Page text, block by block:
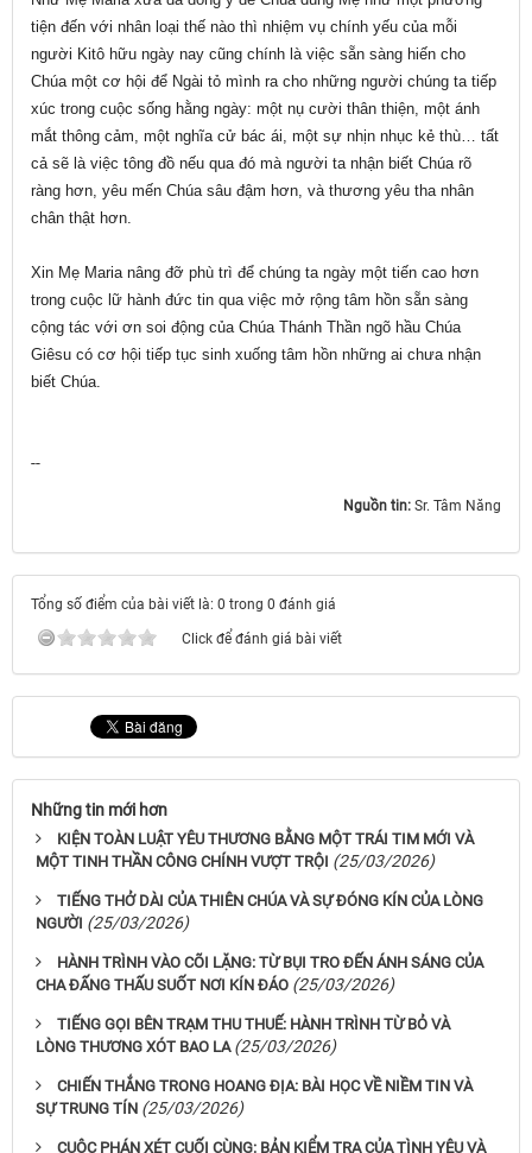
tiện đến với nhân loại thế nào thì nhiệm vụ chính yếu của mỗi
người Kitô hữu ngày nay cũng chính là việc sẵn sàng hiến cho
Chúa một cơ hội để Ngài tỏ mình ra cho những người chúng ta tiếp
xúc trong cuộc sống hằng ngày: một nụ cười thân thiện, một ánh
mắt thông cảm, một nghĩa cử bác ái, một sự nhịn nhục kẻ thù… tất
cả sẽ là việc tông đồ nếu qua đó mà người ta nhận biết Chúa rõ
ràng hơn, yêu mến Chúa sâu đậm hơn, và thương yêu tha nhân
chân thật hơn.
Xin Mẹ Maria nâng đỡ phù trì để chúng ta ngày một tiến cao hơn
trong cuộc lữ hành đức tin qua việc mở rộng tâm hồn sẵn sàng
cộng tác với ơn soi động của Chúa Thánh Thần ngõ hầu Chúa
Giêsu có cơ hội tiếp tục sinh xuống tâm hồn những ai chưa nhận
biết Chúa.
--
Nguồn tin: Sr. Tâm Năng
Tổng số điểm của bài viết là: 0 trong 0 đánh giá
Click để đánh giá bài viết
Những tin mới hơn
KIỆN TOÀN LUẬT YÊU THƯƠNG BẰNG MỘT TRÁI TIM MỚI VÀ
MỘT TINH THẦN CÔNG CHÍNH VƯỢT TRỘI (25/03/2026)
TIẾNG THỞ DÀI CỦA THIÊN CHÚA VÀ SỰ ĐÓNG KÍN CỦA LÒNG
NGƯỜI (25/03/2026)
HÀNH TRÌNH VÀO CÕI LẶNG: TỪ BỤI TRO ĐẾN ÁNH SÁNG CỦA
CHA ĐẤNG THẤU SUỐT NƠI KÍN ĐÁO (25/03/2026)
TIẾNG GỌI BÊN TRẠM THU THUẾ: HÀNH TRÌNH TỪ BỎ VÀ
LÒNG THƯƠNG XÓT BAO LA (25/03/2026)
CHIẾN THẮNG TRONG HOANG ĐỊA: BÀI HỌC VỀ NIỀM TIN VÀ
SỰ TRUNG TÍN (25/03/2026)
CUỘC PHÁN XÉT CUỐI CÙNG: BẢN KIỂM TRA CỦA TÌNH YÊU VÀ